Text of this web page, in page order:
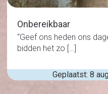
Onbereikbaar
“Geef ons heden ons
bidden het zo […]
Geplaatst: 8